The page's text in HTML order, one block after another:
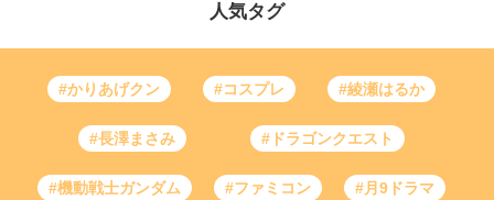
人気タグ
#かりあげクン #コスプレ #綾瀬はるか
#長澤まさみ #ドラゴンクエスト
#機動戦士ガンダム #ファミコン #月9ドラマ